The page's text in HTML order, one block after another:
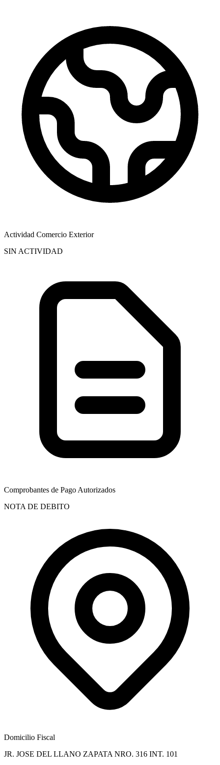
Actividad Comercio Exterior
SIN ACTIVIDAD
Comprobantes de Pago Autorizados
NOTA DE DEBITO
Domicilio Fiscal
JR. JOSE DEL LLANO ZAPATA NRO. 316 INT. 101